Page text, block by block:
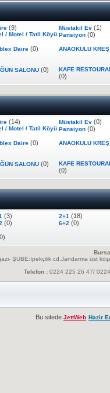
(9) Müstakil Ev (1)
/ Motel / Tatil Köyü Pansiyon (0)
Daire (0) ANAOKULU
SALONU (0) KAFE
(0)
(14) Müstakil Ev (0)
/ Motel / Tatil Köyü Pansiyon (0)
Daire (0) ANAOKULU
SALONU (0) KAFE
(0)
(3) 2+1 (18)
(0) 6+2 (0)
ŞUBE:İpekçilik cd.Jandarma üst
Telefon : 0224 225 26 47/
Bu sitede JettWeb Hazir